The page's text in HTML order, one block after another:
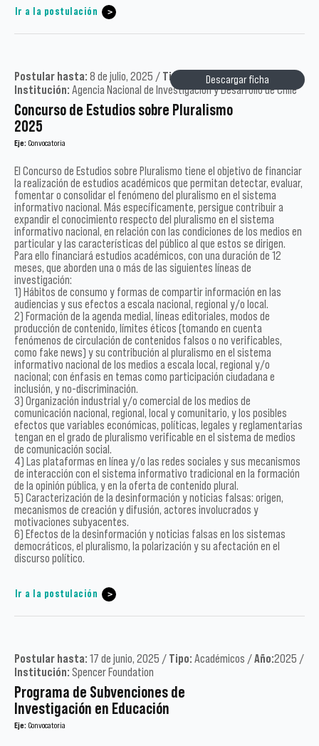
Ir a la postulación
Descargar ficha
Postular hasta: 8 de julio, 2025 / Tipo: Académicos /Año:2025 /
Institución: Agencia Nacional de Investigación y Desarrollo de Chile
Concurso de Estudios sobre Pluralismo
2025
Eje: Convocatoria
El Concurso de Estudios sobre Pluralismo tiene el objetivo de financiar
la realización de estudios académicos que permitan detectar, evaluar,
fomentar o consolidar el fenómeno del pluralismo en el sistema
informativo nacional. Más específicamente, persigue contribuir a
expandir el conocimiento respecto del pluralismo en el sistema
informativo nacional, en relación con las condiciones de los medios en
particular y las características del público al que estos se dirigen.
Para ello financiará estudios académicos, con una duración de 12
meses, que aborden una o más de las siguientes líneas de
investigación:
1) Hábitos de consumo y formas de compartir información en las
audiencias y sus efectos a escala nacional, regional y/o local.
2) Formación de la agenda medial, líneas editoriales, modos de
producción de contenido, límites éticos (tomando en cuenta
fenómenos de circulación de contenidos falsos o no verificables,
como fake news) y su contribución al pluralismo en el sistema
informativo nacional de los medios a escala local, regional y/o
nacional; con énfasis en temas como participación ciudadana e
inclusión, y no-discriminación.
3) Organización industrial y/o comercial de los medios de
comunicación nacional, regional, local y comunitario, y los posibles
efectos que variables económicas, políticas, legales y reglamentarias
tengan en el grado de pluralismo verificable en el sistema de medios
de comunicación social.
4) Las plataformas en línea y/o las redes sociales y sus mecanismos
de interacción con el sistema informativo tradicional en la formación
de la opinión pública, y en la oferta de contenido plural.
5) Caracterización de la desinformación y noticias falsas: origen,
mecanismos de creación y difusión, actores involucrados y
motivaciones subyacentes.
6) Efectos de la desinformación y noticias falsas en los sistemas
democráticos, el pluralismo, la polarización y su afectación en el
discurso político.
Ir a la postulación
Postular hasta: 17 de junio, 2025 / Tipo: Académicos /Año:2025 /
Institución: Spencer Foundation
Programa de Subvenciones de
Investigación en Educación
Eje: Convocatoria